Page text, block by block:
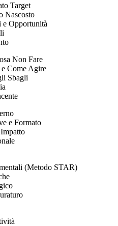
Target
Nascosto
e Opportunità
Non Fare
Come Agire
Sbagli
e Formato
(Metodo STAR)